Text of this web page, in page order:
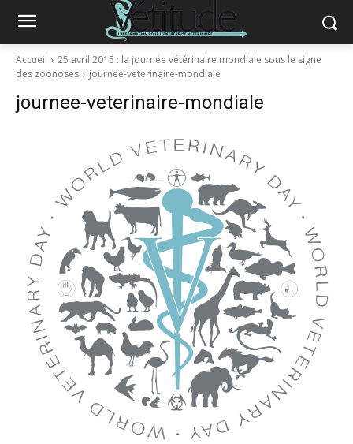
Accueil
25 avril 2015 : la journée vétérinaire mondiale sous le signe
des zoonoses
journee-veterinaire-mondiale
journee-veterinaire-mondiale